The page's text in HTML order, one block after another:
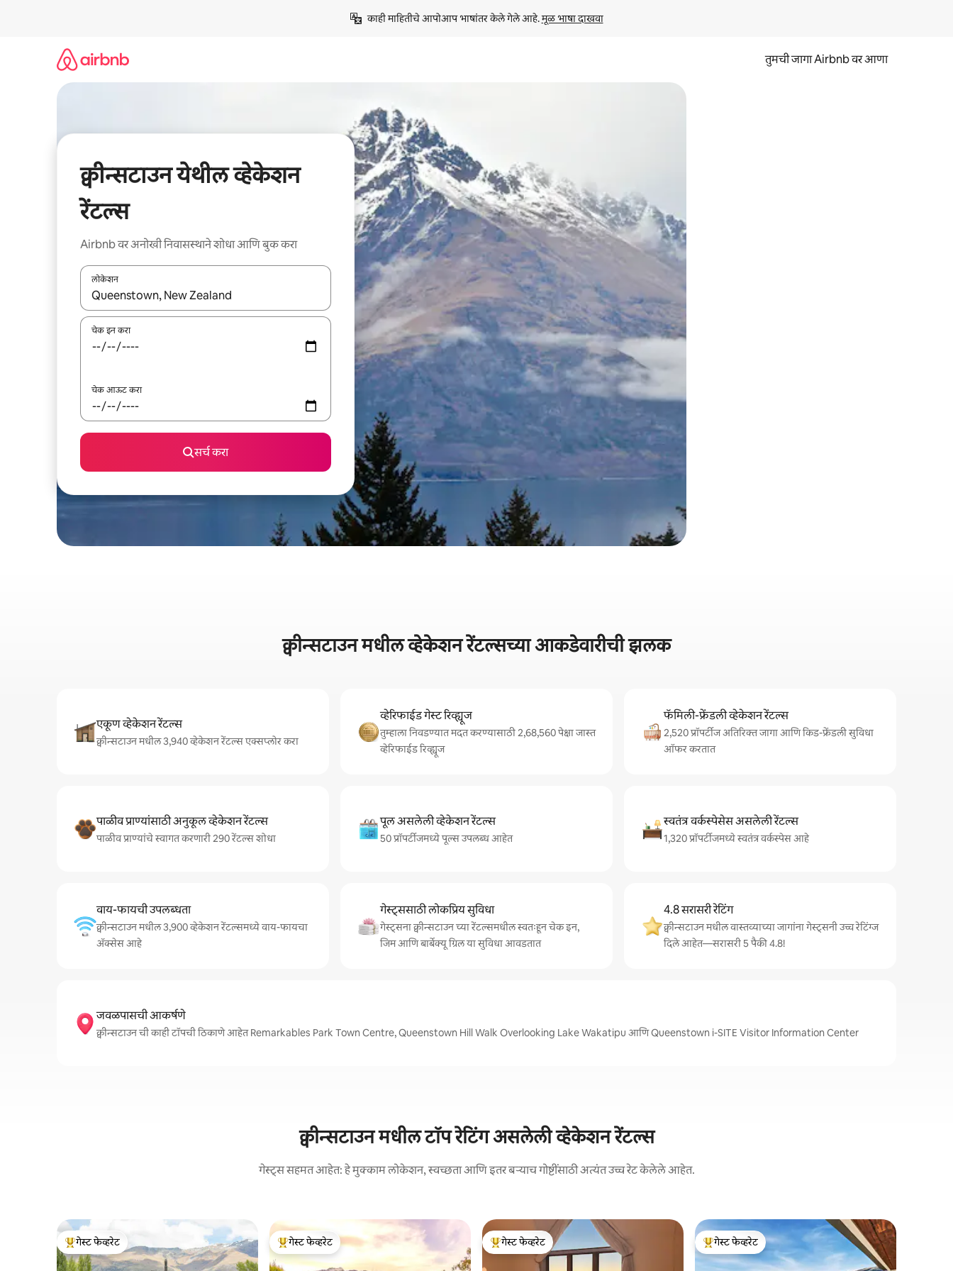
काही माहितीचे आपोआप भाषांतर केले गेले आहे. मूळ भाषा दाखवा
तुमची जागा Airbnb वर आणा
क्वीन्सटाउन येथील व्हेकेशन
रेंटल्स
Airbnb वर अनोखी निवासस्थाने शोधा आणि बुक करा
लोकेशन
जेव्हा परिणाम उपलब्ध असतील, तेव्हा वरच्या आणि खाली बाणांच्या किजसह नेव्हिगेट करा किंवा स्पर्शाने स्वाइप जेश्चर्स वापरून एक्सप्लोर करा.
चेक इन करा
चेक आऊट करा
सर्च करा
क्वीन्सटाउन मधील व्हेकेशन रेंटल्सच्या आकडेवारीची झलक
एकूण व्हेकेशन रेंटल्स
क्वीन्सटाउन मधील 3,940 व्हेकेशन रेंटल्स एक्सप्लोर करा
व्हेरिफाईड गेस्ट रिव्ह्यूज
तुम्हाला निवडण्यात मदत करण्यासाठी 2,68,560 पेक्षा जास्त
व्हेरिफाईड रिव्ह्यूज
फॅमिली-फ्रेंडली व्हेकेशन रेंटल्स
2,520 प्रॉपर्टीज अतिरिक्त जागा आणि किड-फ्रेंडली सुविधा
ऑफर करतात
पाळीव प्राण्यांसाठी अनुकूल व्हेकेशन रेंटल्स
पाळीव प्राण्यांचे स्वागत करणारी 290 रेंटल्स शोधा
पूल असलेली व्हेकेशन रेंटल्स
50 प्रॉपर्टीजमध्ये पूल्स उपलब्ध आहेत
स्वतंत्र वर्कस्पेसेस असलेली रेंटल्स
1,320 प्रॉपर्टीजमध्ये स्वतंत्र वर्कस्पेस आहे
वाय-फायची उपलब्धता
क्वीन्सटाउन मधील 3,900 व्हेकेशन रेंटल्समध्ये वाय-फायचा
अ‍ॅक्सेस आहे
गेस्ट्ससाठी लोकप्रिय सुविधा
गेस्ट्सना क्वीन्सटाउन च्या रेंटल्समधील स्वतःहून चेक इन,
जिम आणि बार्बेक्यू ग्रिल या सुविधा आवडतात
4.8 सरासरी रेटिंग
क्वीन्सटाउन मधील वास्तव्याच्या जागांना गेस्ट्सनी उच्च रेटिंग्ज
दिले आहेत—सरासरी 5 पैकी 4.8!
जवळपासची आकर्षणे
क्वीन्सटाउन ची काही टॉपची ठिकाणे आहेत Remarkables Park Town Centre, Queenstown Hill Walk Overlooking Lake Wakatipu आणि Queenstown i-SITE Visitor Information Center
क्वीन्सटाउन मधील टॉप रेटिंग असलेली व्हेकेशन रेंटल्स
गेस्ट्स सहमत आहेत: हे मुक्काम लोकेशन, स्वच्छता आणि इतर बऱ्याच गोष्टींसाठी अत्यंत उच्च रेट केलेले आहेत.
टॉप गेस्ट फेव्हरेट
गेस्ट फेव्हरेट
टॉप गेस्ट फेव्हरेट
गेस्ट फेव्हरेट
टॉप गेस्ट फेव्हरेट
गेस्ट फेव्हरेट
टॉप गेस्ट फेव्हरेट
गेस्ट फेव्हरेट